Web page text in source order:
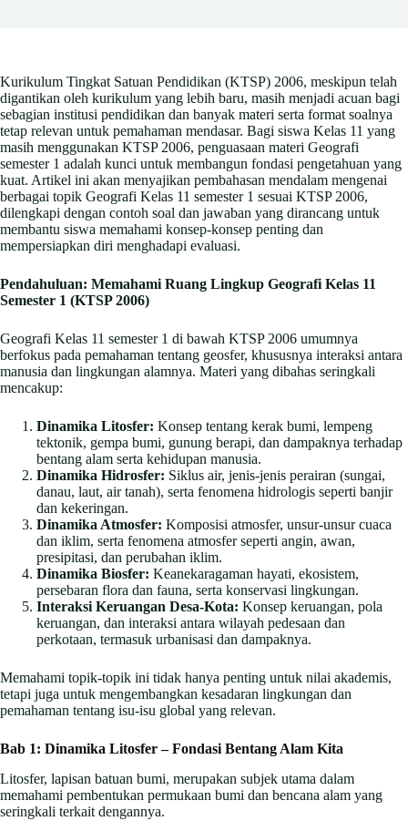
Kurikulum Tingkat Satuan Pendidikan (KTSP) 2006, meskipun telah
digantikan oleh kurikulum yang lebih baru, masih menjadi acuan bagi
sebagian institusi pendidikan dan banyak materi serta format soalnya
tetap relevan untuk pemahaman mendasar. Bagi siswa Kelas 11 yang
masih menggunakan KTSP 2006, penguasaan materi Geografi
semester 1 adalah kunci untuk membangun fondasi pengetahuan yang
kuat. Artikel ini akan menyajikan pembahasan mendalam mengenai
berbagai topik Geografi Kelas 11 semester 1 sesuai KTSP 2006,
dilengkapi dengan contoh soal dan jawaban yang dirancang untuk
membantu siswa memahami konsep-konsep penting dan
mempersiapkan diri menghadapi evaluasi.
Pendahuluan: Memahami Ruang Lingkup Geografi Kelas 11
Semester 1 (KTSP 2006)
Geografi Kelas 11 semester 1 di bawah KTSP 2006 umumnya
berfokus pada pemahaman tentang geosfer, khususnya interaksi antara
manusia dan lingkungan alamnya. Materi yang dibahas seringkali
mencakup:
Dinamika Litosfer: Konsep tentang kerak bumi, lempeng
tektonik, gempa bumi, gunung berapi, dan dampaknya terhadap
bentang alam serta kehidupan manusia.
Dinamika Hidrosfer: Siklus air, jenis-jenis perairan (sungai,
danau, laut, air tanah), serta fenomena hidrologis seperti banjir
dan kekeringan.
Dinamika Atmosfer: Komposisi atmosfer, unsur-unsur cuaca
dan iklim, serta fenomena atmosfer seperti angin, awan,
presipitasi, dan perubahan iklim.
Dinamika Biosfer: Keanekaragaman hayati, ekosistem,
persebaran flora dan fauna, serta konservasi lingkungan.
Interaksi Keruangan Desa-Kota: Konsep keruangan, pola
keruangan, dan interaksi antara wilayah pedesaan dan
perkotaan, termasuk urbanisasi dan dampaknya.
Memahami topik-topik ini tidak hanya penting untuk nilai akademis,
tetapi juga untuk mengembangkan kesadaran lingkungan dan
pemahaman tentang isu-isu global yang relevan.
Bab 1: Dinamika Litosfer – Fondasi Bentang Alam Kita
Litosfer, lapisan batuan bumi, merupakan subjek utama dalam
memahami pembentukan permukaan bumi dan bencana alam yang
seringkali terkait dengannya.